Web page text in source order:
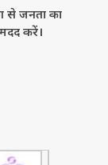
से जनता का
करें।